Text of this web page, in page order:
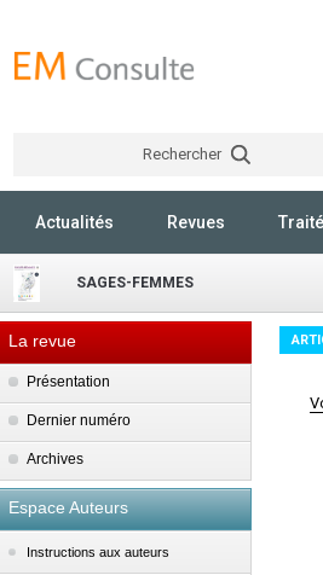
Rechercher
Actualités Revues
SAGES-FEMMES
La revue
Présentation
Dernier numéro
Archives
Espace Auteurs
Instructions aux auteurs